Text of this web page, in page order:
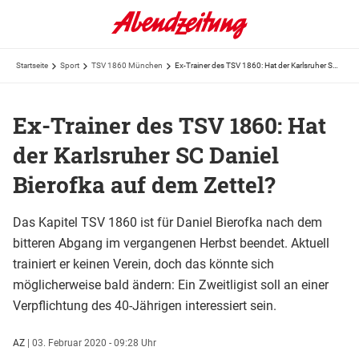
Startseite Sport TSV 1860 München
Ex-Trainer des TSV 1860: Hat
der Karlsruher SC Daniel
Bierofka auf dem Zettel?
Das Kapitel TSV 1860 ist für Daniel Bierofka nach dem
bitteren Abgang im vergangenen Herbst beendet. Aktuell
trainiert er keinen Verein, doch das könnte sich
möglicherweise bald ändern: Ein Zweitligist soll an einer
Verpflichtung des 40-Jährigen interessiert sein.
AZ | 03. Februar 2020 - 09:28 Uhr